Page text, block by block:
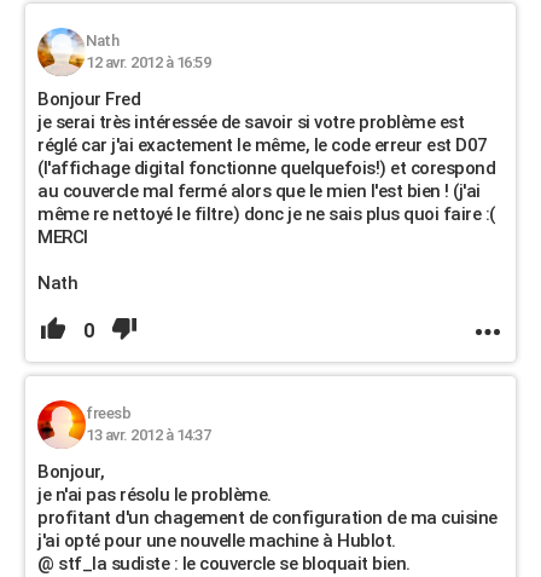
Nath
12 avr. 2012 à 16:59
Bonjour Fred
je serai très intéressée de savoir si votre problème est
réglé car j'ai exactement le même, le code erreur est D07
(l'affichage digital fonctionne quelquefois!) et corespond
au couvercle mal fermé alors que le mien l'est bien ! (j'ai
même re nettoyé le filtre) donc je ne sais plus quoi faire :(
MERCI
Nath
0
freesb
13 avr. 2012 à 14:37
Bonjour,
je n'ai pas résolu le problème.
profitant d'un chagement de configuration de ma cuisine
j'ai opté pour une nouvelle machine à Hublot.
@ stf_la sudiste : le couvercle se bloquait bien.